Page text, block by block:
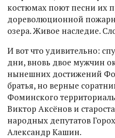
костюмах поют песни их
дореволюционной
озера. Живое наследие.
И вот что удивительно:
дни, вновь двое мужчин
нынешних достижений
братья, но верные
Фоминского
Виктор Аксёнов и
народных депутатов
Александр Кашин.